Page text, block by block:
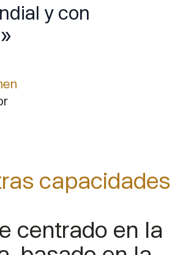
y con
capacidades
centrado en la